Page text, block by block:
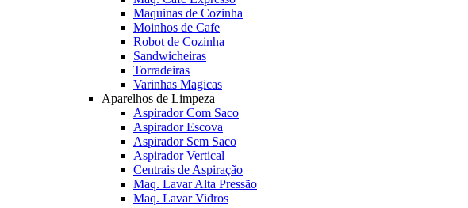
Maquinas de Cozinha
Moinhos de Cafe
Robot de Cozinha
Sandwicheiras
Torradeiras
Varinhas Magicas
Aparelhos de Limpeza
Aspirador Com Saco
Aspirador Escova
Aspirador Sem Saco
Aspirador Vertical
Centrais de Aspiração
Maq. Lavar Alta Pressão
Maq. Lavar Vidros